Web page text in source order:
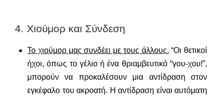
4. Χιούμορ και Σύνδεση
Το χιούμορ μας συνδέει με τους άλλους. “Οι θετικοί
ήχοι, όπως το γέλιο ή ένα θριαμβευτικό “γου-χου!”,
μπορούν να προκαλέσουν μια αντίδραση στον
εγκέφαλο του ακροατή. Η αντίδραση είναι αυτόματη